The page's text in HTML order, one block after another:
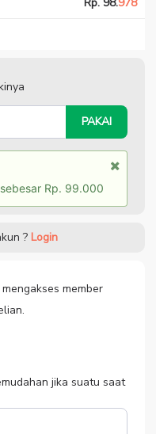
PAKAI
Rp. 99.000
? Login
member
jika suatu saat